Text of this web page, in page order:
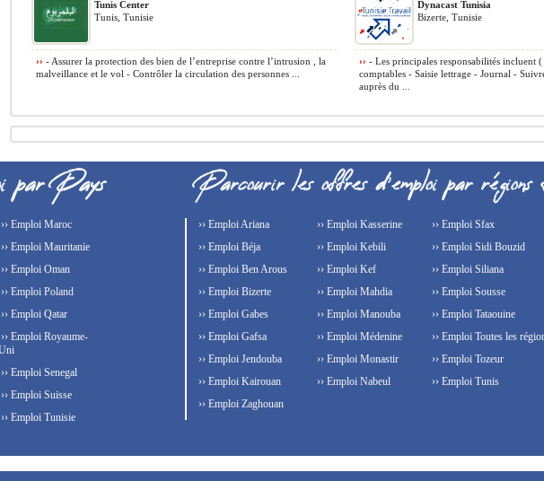
Tunis Center
Tunis, Tunisie
›› - Assurer la protection des bien de l’entreprise contre l’intrusion , la
malveillance et le vol - Contrôler la circulation des personnes ...
Dynacast Tunisia
Bizerte, Tunisie
›› - Les principales responsabilités incluent
comptables - Saisie lettrage - Journal -
auprès du ...
›› Emploi Maroc
›› Emploi Mauritanie
›› Emploi Oman
›› Emploi Poland
›› Emploi Qatar
›› Emploi Royaume-
›› Emploi Senegal
›› Emploi Suisse
›› Emploi Tunisie
›› Emploi Ariana
›› Emploi Béja
›› Emploi Ben Arous
›› Emploi Bizerte
›› Emploi Gabes
›› Emploi Gafsa
›› Emploi Jendouba
›› Emploi Kairouan
›› Emploi Kasserine
›› Emploi Kebili
›› Emploi Kef
›› Emploi Mahdia
›› Emploi Manouba
›› Emploi Médenine
›› Emploi Monastir
›› Emploi Nabeul
›› Emploi Sfax
›› Emploi Sidi Bouzid
›› Emploi Siliana
›› Emploi Sousse
›› Emploi Tataouine
›› Emploi Toutes les
›› Emploi Tozeur
›› Emploi Tunis
›› Emploi Zaghouan